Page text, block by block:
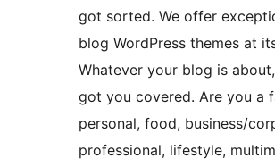
got sorted. We offer
blog WordPress themes at
Whatever your blog is about,
got you covered. Are you a
personal, food, business/
professional, lifestyle,